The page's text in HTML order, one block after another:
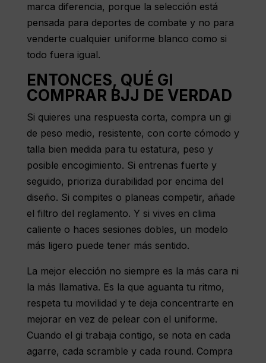
marca diferencia, porque la selección está
pensada para deportes de combate y no para
venderte cualquier uniforme blanco como si
todo fuera igual.
ENTONCES, QUÉ GI
COMPRAR BJJ DE VERDAD
Si quieres una respuesta corta, compra un gi
de peso medio, resistente, con corte cómodo y
talla bien medida para tu estatura, peso y
posible encogimiento. Si entrenas fuerte y
seguido, prioriza durabilidad por encima del
diseño. Si compites o planeas competir, añade
el filtro del reglamento. Y si vives en clima
caliente o haces sesiones dobles, un modelo
más ligero puede tener más sentido.
La mejor elección no siempre es la más cara ni
la más llamativa. Es la que aguanta tu ritmo,
respeta tu movilidad y te deja concentrarte en
mejorar en vez de pelear con el uniforme.
Cuando el gi trabaja contigo, se nota en cada
agarre, cada scramble y cada round. Compra